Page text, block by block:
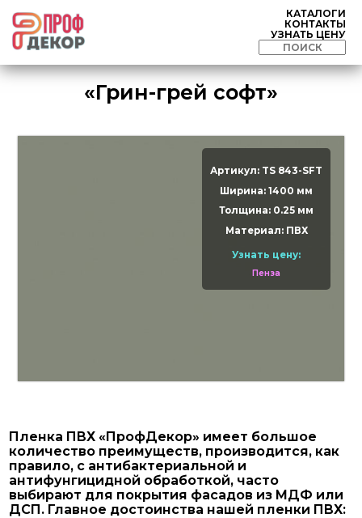
КАТАЛОГИ
КОНТАКТЫ
УЗНАТЬ ЦЕНУ
«Грин-грей софт»
Артикул: TS 843-SFT
Ширина: 1400 мм
Толщина: 0.25 мм
Материал: ПВХ
Узнать цену:
Пенза
Пленка ПВХ «ПрофДекор» имеет большое
количество преимуществ, производится, как
правило, с антибактериальной и
антифунгицидной обработкой, часто
выбирают для покрытия фасадов из МДФ или
ДСП. Главное достоинства нашей пленки ПВХ: